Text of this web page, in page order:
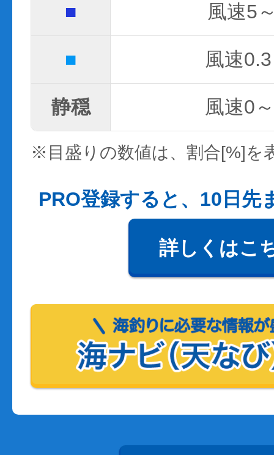
■ 風速5
■ 風速
静穏 風速0
※目盛りの数値は、割合[%]を
PRO登録すると、10日先
詳しくはこ